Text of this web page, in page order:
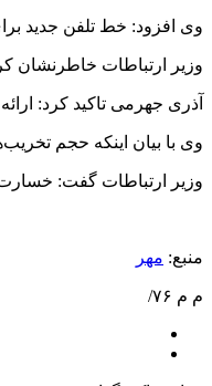
وی افزود: خط تلفن جدید
وزیر ارتباطات خاطرنشان کرد:
آذری جهرمی تاکید کرد:
وی با بیان اینکه حجم
وزیر ارتباطات گفت: خسارت سیل‌های اخیر به سیستم
منبع: مهر
م م ۷۶/